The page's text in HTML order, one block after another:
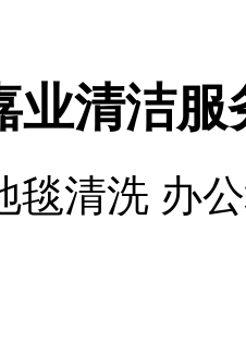
业清洁服
毯清洗 办